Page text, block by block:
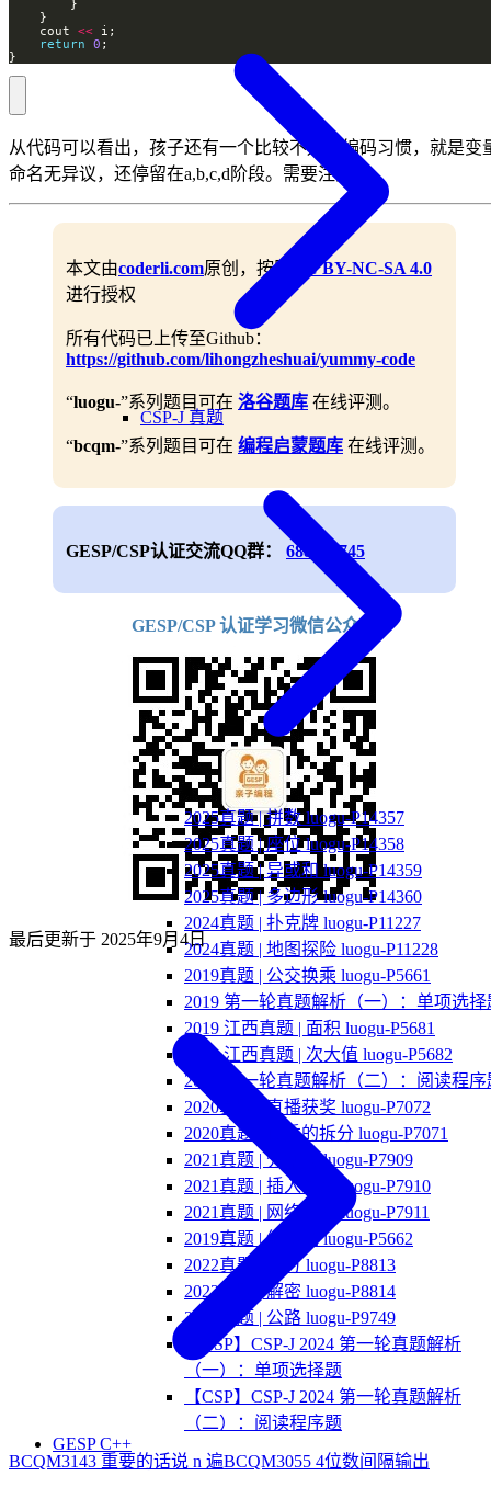
CSP-J 真题
2025真题 | 拼数 luogu-P14357
2025真题 | 座位 luogu-P14358
2025真题 | 异或和 luogu-P14359
2025真题 | 多边形 luogu-P14360
2024真题 | 扑克牌 luogu-P11227
2024真题 | 地图探险 luogu-P11228
2019真题 | 公交换乘 luogu-P5661
2019 第一轮真题解析（一）：单项选择
2019 江西真题 | 面积 luogu-P5681
2019 江西真题 | 次大值 luogu-P5682
2019 第一轮真题解析（二）：阅读程序
2020真题 | 直播获奖 luogu-P7072
2020真题 | 优秀的拆分 luogu-P7071
2021真题 | 分糖果 luogu-P7909
2021真题 | 插入排序 luogu-P7910
2021真题 | 网络连接 luogu-P7911
2019真题 | 纪念品 luogu-P5662
2022真题 | 乘方 luogu-P8813
2022真题 | 解密 luogu-P8814
2023真题 | 公路 luogu-P9749
【CSP】CSP-J 2024 第一轮真题解析
（一）：单项选择题
【CSP】CSP-J 2024 第一轮真题解析
（二）：阅读程序题
GESP C++
    cout
<<
return
0
}
从代码可以看出，孩子还有一个比较不好的编码习惯，就是变
命名无异议，还停留在a,b,c,d阶段。需要注意。
本文由coderli.com原创，按照
CC BY-NC-SA 4.0
进行授权
所有代码已上传至Github：
https://github.com/lihongzheshuai/yummy-code
“luogu-”系列题目可在 洛谷题库 在线评测。
“bcqm-”系列题目可在 编程启蒙题库 在线评测。
GESP/CSP认证交流QQ群： 688906745
GESP/CSP 认证学习微信公众号
最后更新于 2025年9月4日
BCQM3143 重要的话说 n 遍BCQM3055 4位数间隔输出